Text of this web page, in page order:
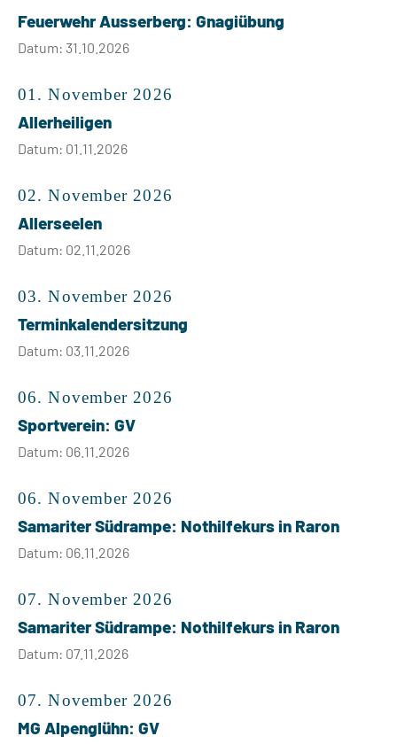
Feuerwehr Ausserberg: Gnagiübung
Datum: 31.10.2026
01. November 2026
Allerheiligen
Datum: 01.11.2026
02. November 2026
Allerseelen
Datum: 02.11.2026
03. November 2026
Terminkalendersitzung
Datum: 03.11.2026
06. November 2026
Sportverein: GV
Datum: 06.11.2026
06. November 2026
Samariter Südrampe: Nothilfekurs in Raron
Datum: 06.11.2026
07. November 2026
Samariter Südrampe: Nothilfekurs in Raron
Datum: 07.11.2026
07. November 2026
MG Alpenglühn: GV